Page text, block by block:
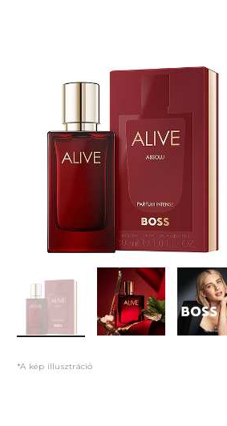
*A kép illusztráció